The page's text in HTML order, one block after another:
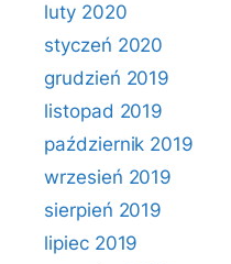
luty 2020
styczeń 2020
grudzień 2019
listopad 2019
październik 2019
wrzesień 2019
sierpień 2019
lipiec 2019